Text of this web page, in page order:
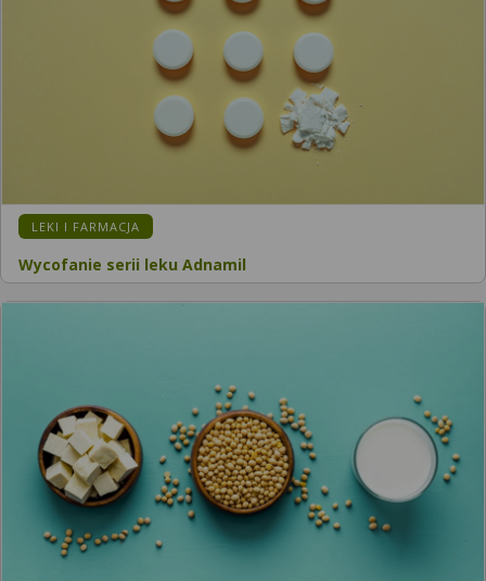
LEKI I FARMACJA
Wycofanie serii leku Adnamil